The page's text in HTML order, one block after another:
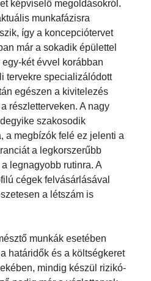
képviselő megoldásokról.
munkafázisra
így a koncepciótervet
már a sokadik épülettel
két évvel korábban
tervekre specializálódott
egészen a kivitelezés
részletterveken. A nagy
szakosodik
a megbízók felé ez jelenti a
a legkorszerűbb
legnagyobb rutinra. A
cégek felvásárlásával
a létszám is
munkák esetében
határidők és a költségkeret
mindig készül rizikó-